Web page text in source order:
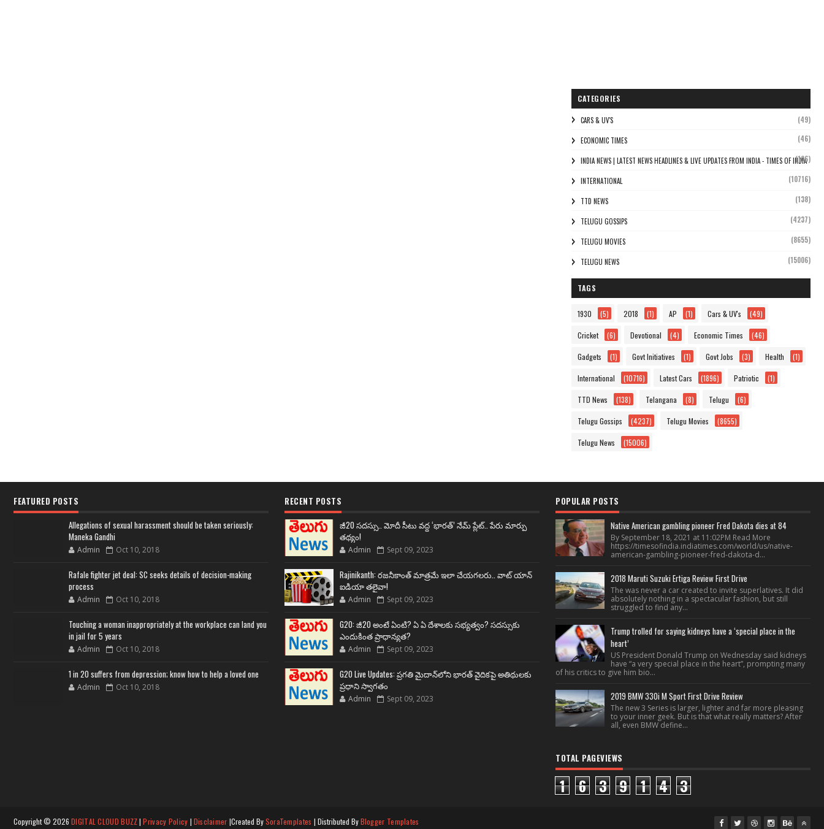
CATEGORIES
CARS & UV'S (49)
ECONOMIC TIMES (46)
INDIA NEWS | LATEST NEWS HEADLINES & LIVE UPDATES FROM INDIA - TIMES OF INDIA
(106)
INTERNATIONAL (10716)
TTD NEWS (138)
TELUGU GOSSIPS (4237)
TELUGU MOVIES (8655)
TELUGU NEWS (15006)
TAGS
1930 (5) 2018 (1) AP (1) Cars & UV's (49)
Cricket (6) Devotional (4) Economic Times (46)
Gadgets (1) Govt Initiatives (1) Govt Jobs (3) Health (1)
International (10716) Latest Cars (1896) Patriotic (1)
TTD News (138) Telangana (8) Telugu (6)
Telugu Gossips (4237) Telugu Movies (8655)
Telugu News (15006)
FEATURED POSTS
Allegations of sexual harassment should be taken seriously:
Maneka Gandhi
Admin Oct 10, 2018
Rafale fighter jet deal: SC seeks details of decision-making
process
Admin Oct 10, 2018
Touching a woman inappropriately at the workplace can land you
in jail for 5 years
Admin Oct 10, 2018
1 in 20 suffers from depression; know how to help a loved one
Admin Oct 10, 2018
RECENT POSTS
జీ20 సదస్సు.. మోదీ సీటు వద్ద ‘భారత్’ నేమ్ ప్లేట్‌.. పేరు మార్పు
తథ్యం!
Admin Sept 09, 2023
Rajinikanth: రజనీకాంత్ మాత్రమే ఇలా చేయగలరు.. వాట్ యాన్
ఐడియా తలైవా!
Admin Sept 09, 2023
G20: జీ20 అంటే ఏంటి? ఏ ఏ దేశాలకు సభ్యత్వం? సదస్సుకు
ఎందుకింత ప్రాధాన్యత?
Admin Sept 09, 2023
G20 Live Updates: ప్రగతి మైదాన్‌లోని భారత్ వైదికపై అతిథులకు
ప్రధాని స్వాగతం
Admin Sept 09, 2023
POPULAR POSTS
Native American gambling pioneer Fred Dakota dies at 84
By September 18, 2021 at 11:02PM Read More
https://timesofindia.indiatimes.com/world/us/native-
american-gambling-pioneer-fred-dakota-d...
2018 Maruti Suzuki Ertiga Review First Drive
The was never a car created to invite superlatives. It did
absolutely nothing in a spectacular fashion, but still
struggled to find any...
Trump trolled for saying kidneys have a ‘special place in the
heart’
US President Donald Trump on Wednesday said kidneys
have “a very special place in the heart”, prompting many
of his critics to give him bio...
2019 BMW 330i M Sport First Drive Review
The new 3 Series is larger, lighter and far more pleasing
to your inner geek. But is that what really matters? After
all, even BMW define...
TOTAL PAGEVIEWS
1 6 3 9 1 4 3
Copyright © 2026 DIGITAL CLOUD BUZZ|Privacy Policy | Disclaimer |Created BySoraTemplates | Distributed ByBlogger Templates